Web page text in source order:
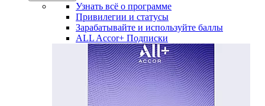
Узнать всё о программе
Привилегии и статусы
Зарабатывайте и используйте баллы
ALL Accor+ Подписки